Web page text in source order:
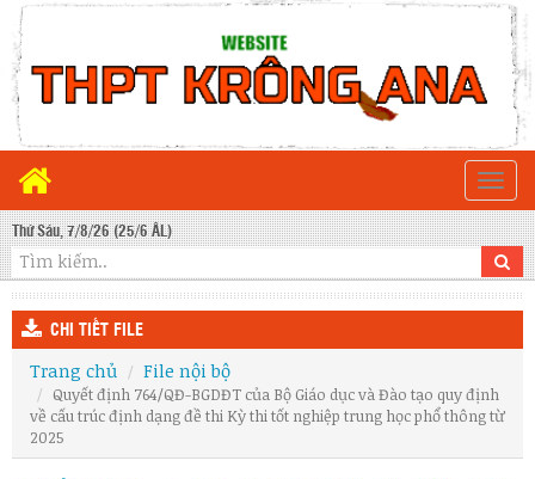
Thứ Sáu, 7/8/26 (25/6 ÂL)
CHI TIẾT FILE
Trang chủ File nội bộ
Quyết định 764/QĐ-BGDĐT của Bộ Giáo dục và Đào tạo quy định
về cấu trúc định dạng đề thi Kỳ thi tốt nghiệp trung học phổ thông từ
2025